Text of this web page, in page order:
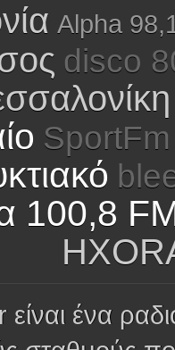
Alpha
disco
100,8
ένα